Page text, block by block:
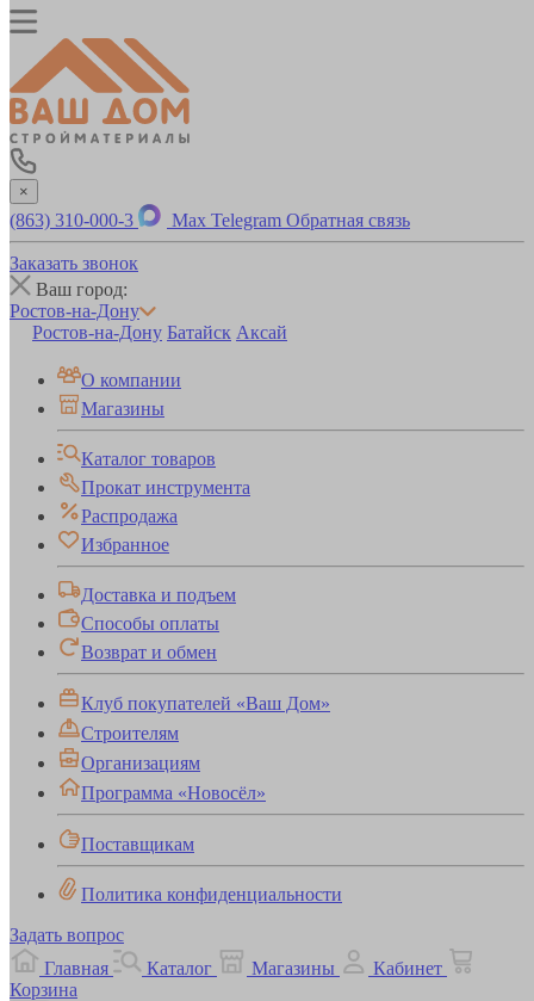
×
(863) 310-000-3 Max Telegram Обратная связь
Заказать звонок
Ваш город:
Ростов-на-Дону
Ростов-на-Дону Батайск Аксай
О компании
Магазины
Каталог товаров
Прокат инструмента
Распродажа
Избранное
Доставка и подъем
Способы оплаты
Возврат и обмен
Клуб покупателей «Ваш Дом»
Строителям
Организациям
Программа «Новосёл»
Поставщикам
Политика конфиденциальности
Задать вопрос
Главная
Каталог Магазины
Кабинет
Корзина